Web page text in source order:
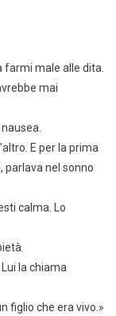
farmi male alle dita.
mai
E per la prima
parlava nel sonno
calma. Lo
la chiama
figlio che era vivo.»